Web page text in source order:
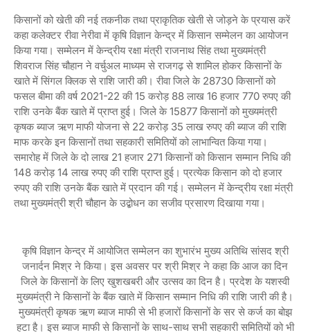
किसानों को खेती की नई तकनीक तथा प्राकृतिक खेती से जोड़ने के प्रयास करें
कहा कलेक्टर रीवा नेरीवा में कृषि विज्ञान केन्द्र में किसान सम्मेलन का आयोजन
किया गया। सम्मेलन में केन्द्रीय रक्षा मंत्री राजनाथ सिंह तथा मुख्यमंत्री
शिवराज सिंह चौहान ने वर्चुअल माध्यम से राजगढ़ से शामिल होकर किसानों के
खाते में सिंगल क्लिक से राशि जारी की। रीवा जिले के 28730 किसानों को
फसल बीमा की वर्ष 2021-22 की 15 करोड़ 88 लाख 16 हजार 770 रुपए की
राशि उनके बैंक खाते में प्राप्त हुई। जिले के 15877 किसानों को मुख्यमंत्री
कृषक ब्याज ऋण माफी योजना से 22 करोड़ 35 लाख रुपए की ब्याज की राशि
माफ करके इन किसानों तथा सहकारी समितियों को लाभान्वित किया गया।
समारोह में जिले के दो लाख 21 हजार 271 किसानों को किसान सम्मान निधि की
148 करोड़ 14 लाख रुपए की राशि प्राप्त हुई। प्रत्येक किसान को दो हजार
रुपए की राशि उनके बैंक खाते में प्रदान की गई। सम्मेलन में केन्द्रीय रक्षा मंत्री
तथा मुख्यमंत्री श्री चौहान के उद्बोधन का सजीव प्रसारण दिखाया गया।
कृषि विज्ञान केन्द्र में आयोजित सम्मेलन का शुभारंभ मुख्य अतिथि सांसद श्री
जनार्दन मिश्र ने किया। इस अवसर पर श्री मिश्र ने कहा कि आज का दिन
जिले के किसानों के लिए खुशखबरी और उत्सव का दिन है। प्रदेश के यशस्वी
मुख्यमंत्री ने किसानों के बैंक खाते में किसान सम्मान निधि की राशि जारी की है।
मुख्यमंत्री कृषक ऋण ब्याज माफी से भी हजारों किसानों के सर से कर्ज का बोझ
हटा है। इस ब्याज माफी से किसानों के साथ-साथ सभी सहकारी समितियों को भी